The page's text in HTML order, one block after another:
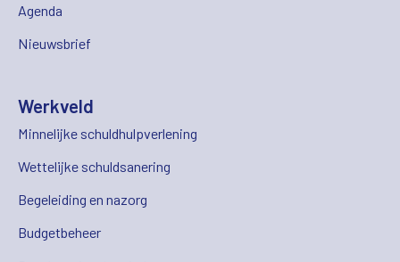
Agenda
Nieuwsbrief
Werkveld
Minnelijke schuldhulpverlening
Wettelijke schuldsanering
Begeleiding en nazorg
Budgetbeheer